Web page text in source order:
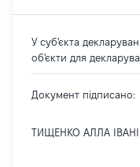
У суб'єкта
об'єкти для
Документ підписано:
ТИЩЕНКО АЛЛА